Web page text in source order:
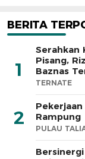
BERITA
1
Serahkan
Pisang,
Baznas
TERNATE
2
Rampung
PULAU